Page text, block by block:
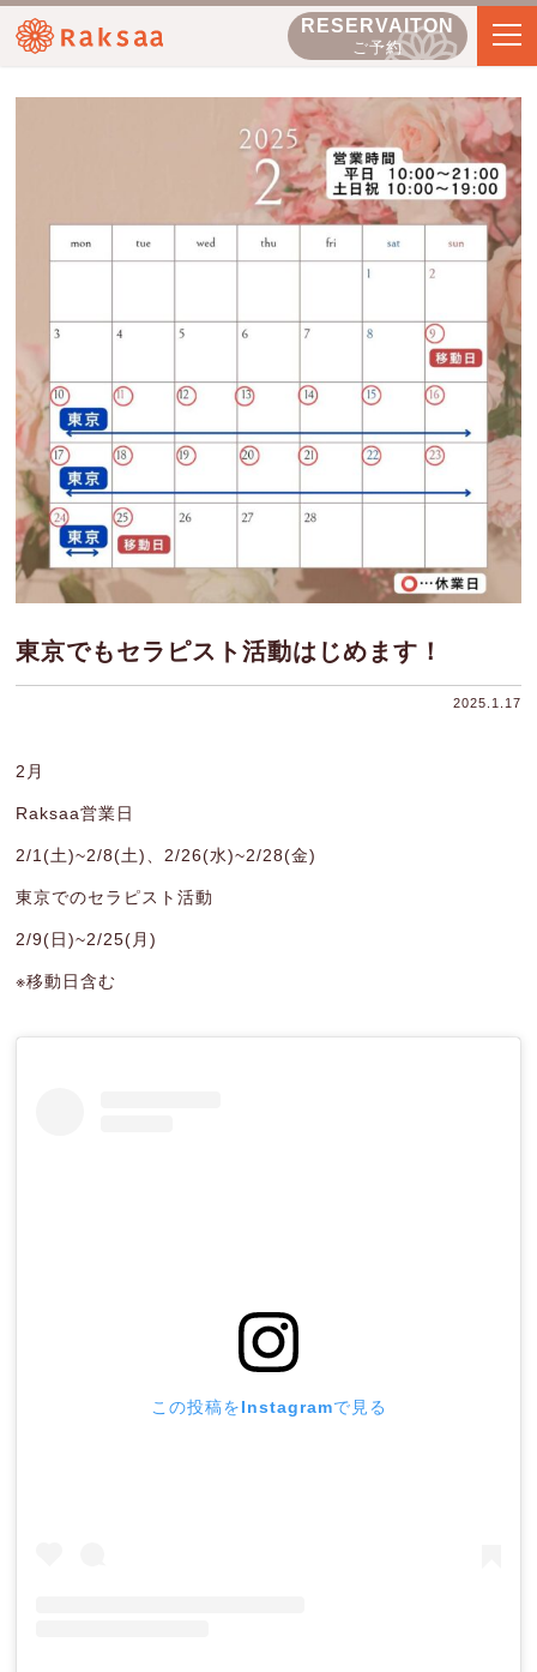
RESERVAITON
ご予約
東京でもセラピスト活動はじめます！
2025.1.17
2月
Raksaa営業日
2/1(土)~2/8(土)、2/26(水)~2/28(金)
東京でのセラピスト活動
2/9(日)~2/25(月)
※移動日含む
この投稿をInstagramで見る